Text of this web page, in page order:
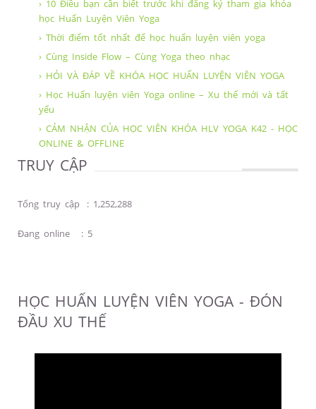
› 10 Điều bạn cần biết trước khi đăng ký tham gia khóa
học Huấn Luyện Viên Yoga
› Thời điểm tốt nhất để học huấn luyện viên yoga
› Cùng Inside Flow – Cùng Yoga theo nhạc
› HỎI VÀ ĐÁP VỀ KHÓA HỌC HUẤN LUYỆN VIÊN YOGA
› Học Huấn luyện viên Yoga online – Xu thế mới và tất
yếu
› CẢM NHẬN CỦA HỌC VIÊN KHÓA HLV YOGA K42 - HỌC
ONLINE & OFFLINE
TRUY CẬP
Tổng truy cập : 1,252,288
Đang online : 5
HỌC HUẤN LUYỆN VIÊN YOGA - ĐÓN
ĐẦU XU THẾ